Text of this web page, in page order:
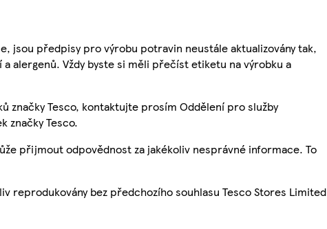
jsou předpisy pro výrobu potravin neustále aktualizovány tak,
alergenů. Vždy byste si měli přečíst etiketu na výrobku a
značky Tesco, kontaktujte prosím Oddělení pro služby
značky Tesco.
přijmout odpovědnost za jakékoliv nesprávné informace. To
reprodukovány bez předchozího souhlasu Tesco Stores Limited